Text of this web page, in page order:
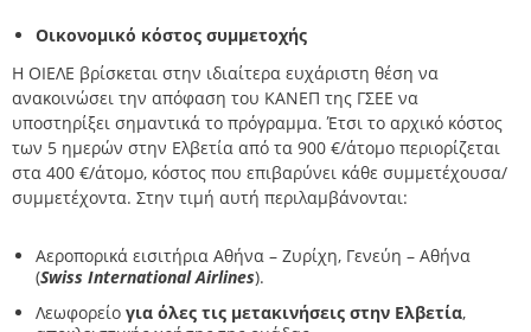
Οικονομικό κόστος συμμετοχής
Η ΟΙΕΛΕ βρίσκεται στην ιδιαίτερα ευχάριστη θέση να
ανακοινώσει την απόφαση του ΚΑΝΕΠ της ΓΣΕΕ να
υποστηρίξει σημαντικά το πρόγραμμα. Έτσι το αρχικό κόστος
των 5 ημερών στην Ελβετία από τα 900 €/άτομο περιορίζεται
στα 400 €/άτομο, κόστος που επιβαρύνει κάθε συμμετέχουσα/
συμμετέχοντα. Στην τιμή αυτή περιλαμβάνονται:
Αεροπορικά εισιτήρια Αθήνα – Ζυρίχη, Γενεύη – Αθήνα
(Swiss International Airlines).
Λεωφορείο για όλες τις μετακινήσεις στην Ελβετία,